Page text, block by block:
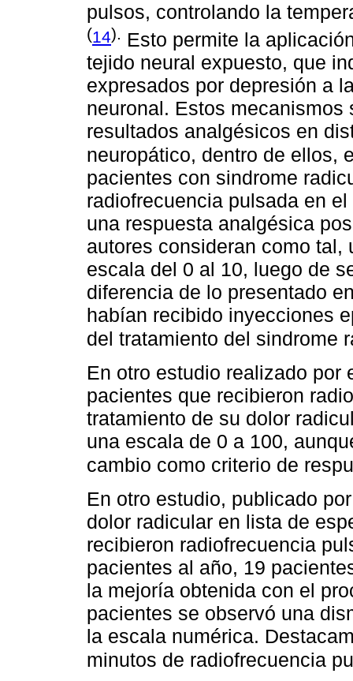
pulsos, controlando la
(14). Esto permite la
tejido neural expuesto, que
expresados por depresión a
neuronal. Estos
resultados analgésicos en
neuropático, dentro de ellos,
pacientes con sindrome
radiofrecuencia pulsada en
una respuesta analgésica
autores consideran como tal,
escala del 0 al 10, luego de
diferencia de lo presentado
habían recibido inyecciones
del tratamiento del sindrome
En otro estudio realizado por
pacientes que recibieron
tratamiento de su dolor
una escala de 0 a 100,
cambio como criterio de
En otro estudio, publicado
dolor radicular en lista de
recibieron radiofrecuencia
pacientes al año, 19
la mejoría obtenida con el
pacientes se observó una
la escala numérica.
minutos de radiofrecuencia